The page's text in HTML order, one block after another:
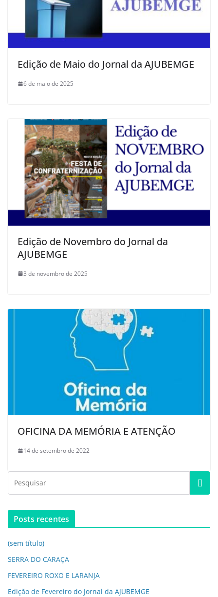
Edição de Maio do Jornal da AJUBEMGE
6 de maio de 2025
Edição de Novembro do Jornal da
AJUBEMGE
3 de novembro de 2025
OFICINA DA MEMÓRIA E ATENÇÃO
14 de setembro de 2022
Posts recentes
(sem título)
SERRA DO CARAÇA
FEVEREIRO ROXO E LARANJA
Edição de Fevereiro do Jornal da AJUBEMGE